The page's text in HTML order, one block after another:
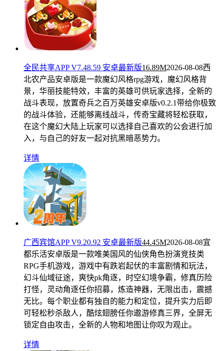
全民共享APP V7.48.59 安卓最新版16.89M2026-08-08西
北农产品安卓版是一款魔幻风格rpg游戏，魔幻风格背
景，华丽技能特效，丰富的英雄可供玩家选择，全新的
战斗表现，放置奇兵之百万英雄安卓版v0.2.1带给你极致
的战斗体验，还能够离线战斗，传奇宝藏将轻松获取，
在这个魔幻大陆上玩家可以选择自己喜欢的公会进行加
入，与自己的好友一起对抗黑暗恶势力。
详情
广西宾馆APP V9.20.92 安卓最新版44.45M2026-08-08宜
都乐活安卓版是一款唯美国风的仙侠角色扮演竞技类
RPG手机游戏，游戏中有跌岩起伏的丰富剧情和玩法，
幻斗仙域征途，爽快pk角逐，时空幻境争霸，修真历险
打怪，灵动角逐任你招募，炼造神器，无限出击，震撼
无比。每个职业都有独自的能力和定位，提升实力后即
可轻松秒杀敌人，酷炫翅膀任你遨游修真三界，全屏无
锁定自由攻击，全新的人物和地图让你叹为观止。
详情